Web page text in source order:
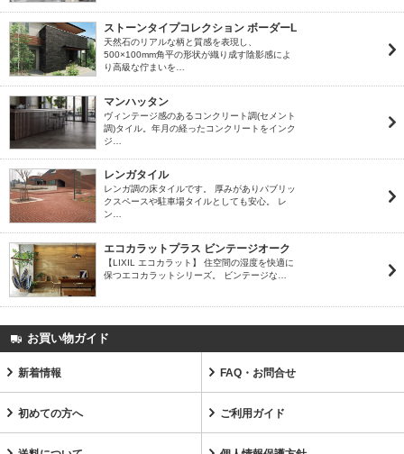
ストーンタイプコレクション ボーダーL
天然石のリアルな柄と質感を表現し、
500×100mm角平の形状が織り成す陰影感によ
り高級な佇まいを…
マンハッタン
ヴィンテージ感のあるコンクリート調(セメント
調)タイル。年月の経ったコンクリートをインク
ジ…
レンガタイル
レンガ調の床タイルです。 厚みがありパブリッ
クスペースや駐車場タイルとしても安心。 レ
ン…
エコカラットプラス ビンテージオーク
【LIXIL エコカラット】 住空間の湿度を快適に
保つエコカラットシリーズ。 ビンテージな…
お買い物ガイド
新着情報 FAQ・お問合せ
初めての方へ ご利用ガイド